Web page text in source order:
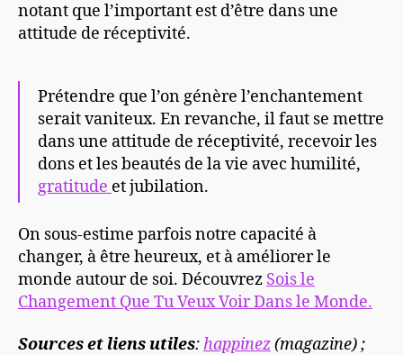
notant que l’important est d’être dans une
attitude de réceptivité.
Prétendre que l’on génère l’enchantement
serait vaniteux. En revanche, il faut se mettre
dans une attitude de réceptivité, recevoir les
dons et les beautés de la vie avec humilité,
gratitude et jubilation.
On sous-estime parfois notre capacité à
changer, à être heureux, et à améliorer le
monde autour de soi. Découvrez Sois le
Changement Que Tu Veux Voir Dans le Monde.
Sources et liens utiles: happinez(magazine) ;